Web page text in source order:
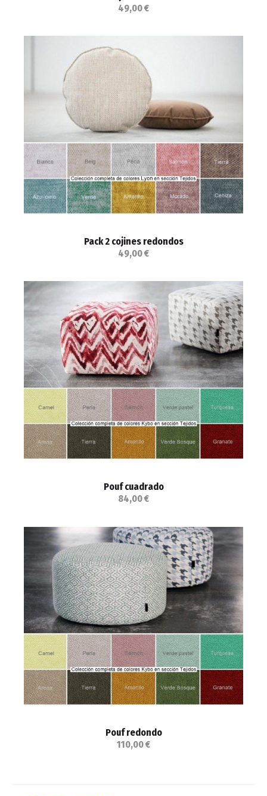
49,00 €
Pack 2 cojines redondos
49,00 €
Pouf cuadrado
84,00 €
Pouf redondo
110,00 €